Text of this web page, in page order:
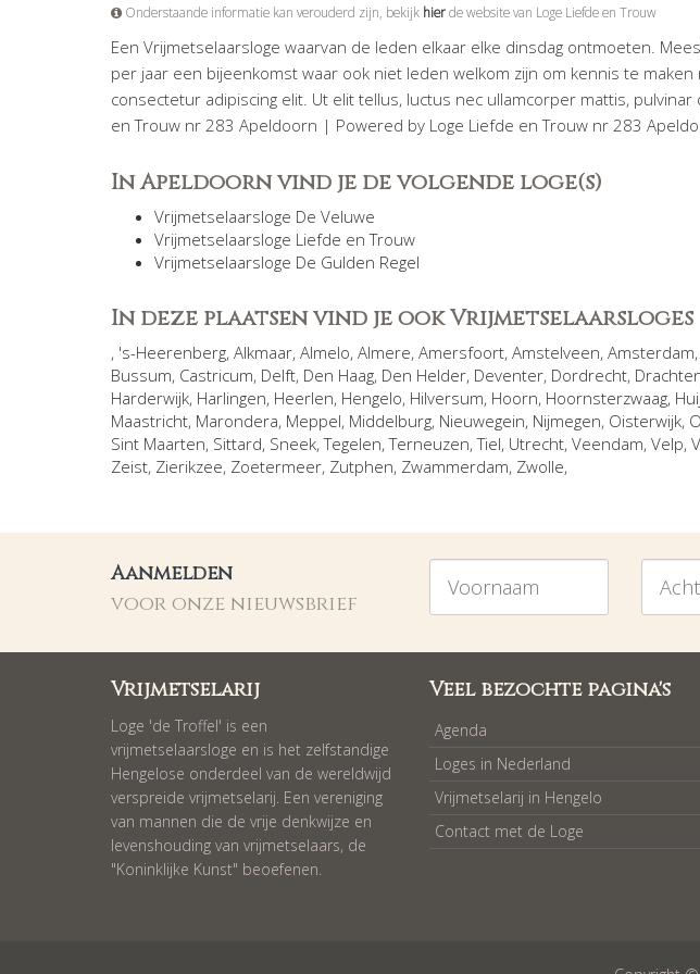
Onderstaande informatie kan verouderd zijn, bekijk hierde website van Loge Liefde en Trouw
Een Vrijmetselaarsloge waarvan de leden elkaar elke dinsdag ontmoeten.
per jaar een bijeenkomst waar ook niet leden welkom zijn om kennis te
consectetur adipiscing elit. Ut elit tellus, luctus nec ullamcorper mattis,
en Trouw nr 283 Apeldoorn | Powered by Loge Liefde en Trouw nr 283
In Apeldoorn vind je de volgende loge(s)
Vrijmetselaarsloge De Veluwe
Vrijmetselaarsloge Liefde en Trouw
Vrijmetselaarsloge De Gulden Regel
In deze plaatsen vind je ook Vrijmetselaarsloges
, 's-Heerenberg, Alkmaar, Almelo, Almere, Amersfoort, Amstelveen, Amsterdam,
Bussum, Castricum, Delft, Den Haag, Den Helder, Deventer, Dordrecht,
Harderwijk, Harlingen, Heerlen, Hengelo, Hilversum, Hoorn, Hoornsterzwaag,
Maastricht, Marondera, Meppel, Middelburg, Nieuwegein, Nijmegen, Oisterwijk,
Sint Maarten, Sittard, Sneek,Tegelen,Terneuzen,Tiel, Utrecht, Veendam, Velp,
Zeist, Zierikzee, Zoetermeer, Zutphen, Zwammerdam, Zwolle,
Aanmelden
voor onze nieuwsbrief
Voornaam
Vrijmetselarij
Loge 'de Troffel' is een
vrijmetselaarsloge en is het zelfstandige
Hengelose onderdeel van de wereldwijd
verspreide vrijmetselarij. Een vereniging
van mannen die de vrije denkwijze en
levenshouding van vrijmetselaars, de
"Koninklijke Kunst" beoefenen.
Veel bezochte pagina's
Agenda
Loges in Nederland
Vrijmetselarij in Hengelo
Contact met de Loge